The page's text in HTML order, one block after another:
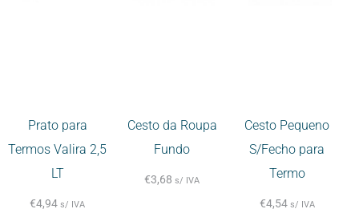
Prato para
Termos Valira 2,5
LT
€4,94 s/ IVA
Cesto da Roupa
Fundo
€3,68 s/ IVA
Cesto Pequeno
S/Fecho para
Termo
€4,54 s/ IVA